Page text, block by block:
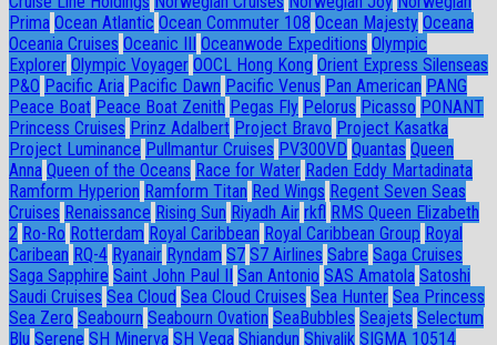
Prima Ocean Atlantic Ocean Commuter 108 Ocean Majesty Oceana
Oceania Cruises Oceanic III Oceanwode Expeditions Olympic
Explorer Olympic Voyager OOCL Hong Kong Orient Express Silenseas
P&O Pacific Aria Pacific Dawn Pacific Venus Pan American PANG
Peace Boat Peace Boat Zenith Pegas Fly Pelorus Picasso PONANT
Princess Cruises Prinz Adalbert Project Bravo Project Kasatka
Project Luminance Pullmantur Cruises PV300VD Quantas Queen
Anna Queen of the Oceans Race for Water Raden Eddy Martadinata
Ramform Hyperion Ramform Titan Red Wings Regent Seven Seas
Cruises Renaissance Rising Sun Riyadh Air rkfl RMS Queen Elizabeth
2 Ro-Ro Rotterdam Royal Caribbean Royal Caribbean Group Royal
Caribean RQ-4 Ryanair Ryndam S7 S7 Airlines Sabre Saga Cruises
Saga Sapphire Saint John Paul II San Antonio SAS Amatola Satoshi
Saudi Cruises Sea Cloud Sea Cloud Cruises Sea Hunter Sea Princess
Sea Zero Seabourn Seabourn Ovation SeaBubbles Seajets Selectum
Blu Serene SH Minerva SH Vega Shiandun Shivalik SIGMA 10514